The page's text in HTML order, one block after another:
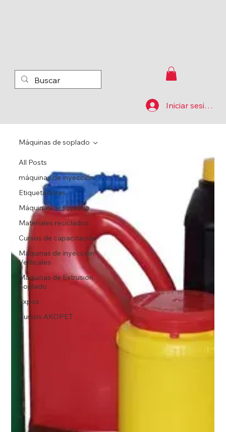
Iniciar sesión
All Posts
máquinas de inyección
Etiquetadoras
Máquinas de soplado
Materiales reciclados
Cursos de capacitación
Máquinas de inyección
Verticales
Máquinas de Extrusion
Soplado
Expos
Cursos AKOPET
Máquinas de soplado